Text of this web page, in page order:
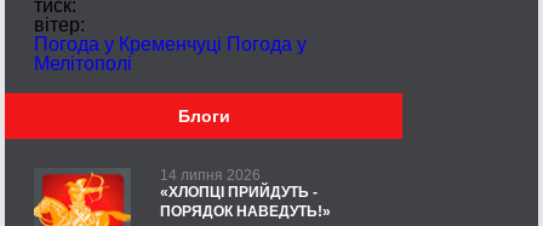
тиск:
вітер:
Погода у Кременчуці Погода у
Мелітополі
Блоги
14 липня 2026
«ХЛОПЦІ ПРИЙДУТЬ -
ПОРЯДОК НАВЕДУТЬ!»